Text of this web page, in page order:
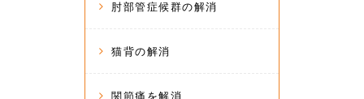
肘部管症候群の解消
猫背の解消
関節痛を解消